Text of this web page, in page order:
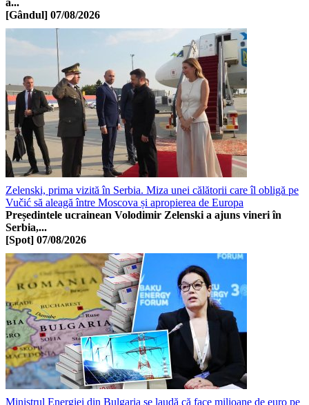
[Gândul] 07/08/2026
Zelenski, prima vizită în Serbia. Miza unei călătorii care îl obligă pe
Vučić să aleagă între Moscova și apropierea de Europa
Președintele ucrainean Volodimir Zelenski a ajuns vineri în
Serbia,...
[Spot] 07/08/2026
Ministrul Energiei din Bulgaria se laudă că face milioane de euro pe